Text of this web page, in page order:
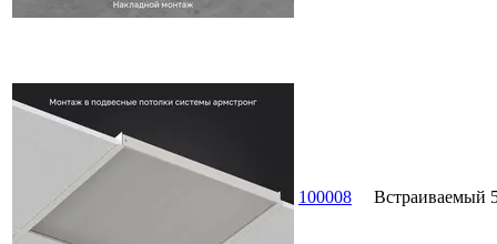
100008 Встраиваемый